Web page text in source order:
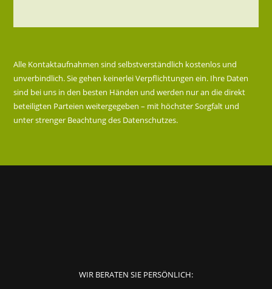
Alle Kontaktaufnahmen sind selbstverständlich kostenlos und
unverbindlich. Sie gehen keinerlei Verpflichtungen ein. Ihre Daten
sind bei uns in den besten Händen und werden nur an die direkt
beteiligten Parteien weitergegeben – mit höchster Sorgfalt und
unter strenger Beachtung des Datenschutzes.
WIR BERATEN SIE PERSÖNLICH: